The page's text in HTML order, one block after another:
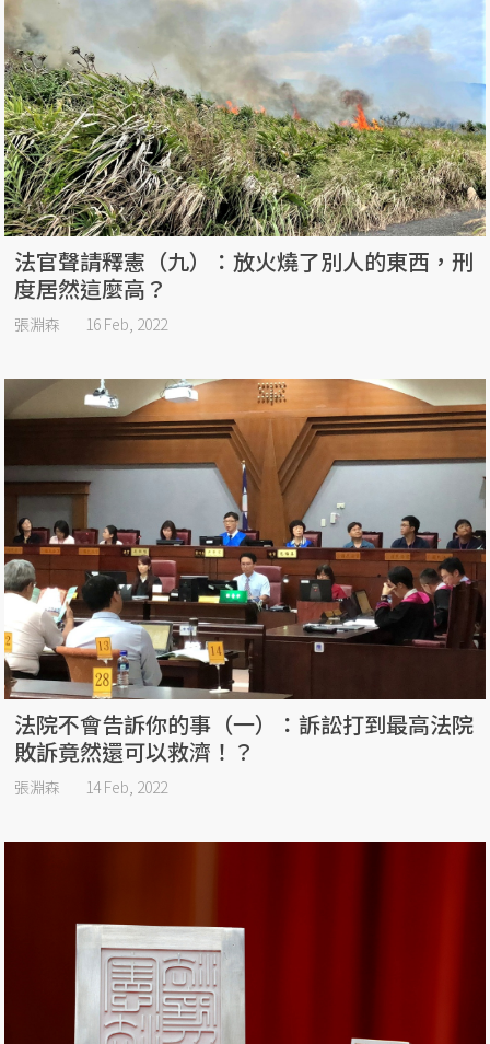
法官聲請釋憲（九）：放火燒了別人的東西，刑
度居然這麼高？
張淵森 16 Feb, 2022
法院不會告訴你的事（一）：訴訟打到最高法院
敗訴竟然還可以救濟！？
張淵森 14 Feb, 2022